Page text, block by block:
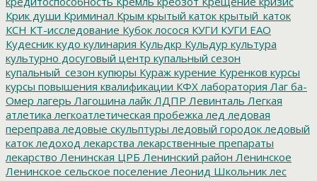
Крик души Криминал Крым крытый каток крытый_каток
КСН КТ-исследование Кубок лосося КУГИ КУГИ ЕАО
Кудесник кудо кулинария Кульдкр Кульдур культура
культурно досуговый центр купальный сезон
купальный_сезон купюры Кураж курение Куренков курсы
курсы повышения квалификации КФХ лаборатория Лаг ба-
Омер лагерь Лагошина лайк ЛДПР Левинталь Легкая
атлетика легкоатлетическая пробежка лед ледовая
переправа ледовые скульптуры ледовый городок ледовый
каток ледоход лекарства лекарственные препараты
лекарство Ленинская ЦРБ Ленинский район Ленинское
Ленинское сельское поселение Леонид Школьник лес